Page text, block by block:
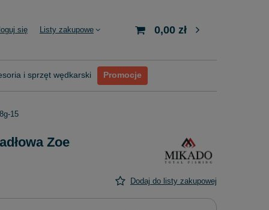
się Listy zakupowe 0,00 zł
i sprzęt wędkarski Promocje
15
Zoe
Dodaj do listy zakupowej